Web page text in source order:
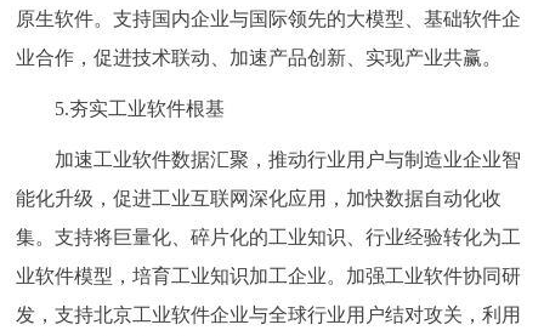
原生软件。支持国内企业与国际领先的大模型、基础软件企
业合作，促进技术联动、加速产品创新、实现产业共赢。
5.夯实工业软件根基
加速工业软件数据汇聚，推动行业用户与制造业企业智
能化升级，促进工业互联网深化应用，加快数据自动化收
集。支持将巨量化、碎片化的工业知识、行业经验转化为工
业软件模型，培育工业知识加工企业。加强工业软件协同研
发，支持北京工业软件企业与全球行业用户结对攻关，利用